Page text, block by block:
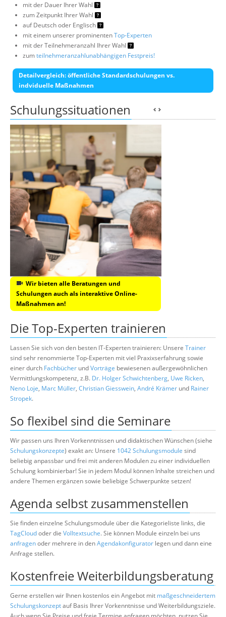
mit der Dauer Ihrer Wahl
zum Zeitpunkt Ihrer Wahl
auf Deutsch oder Englisch
mit einem unserer prominentenTop-Experten
mit der Teilnehmeranzahl Ihrer Wahl
zumteilnehmeranzahlunabhängigen Festpreis!
Detailvergleich: öffentliche Standardschulungen vs.
indviduelle Maßnahmen
Schulungssituationen
Wir bieten alle Beratungen und
Schulungen auch als interaktive Online-
Maßnahmen an!
Die Top-Experten trainieren
Lassen Sie sich von den besten IT-Experten trainieren: Unsere Trainer
sind sehr renommierte Top-Experten mit viel Praxixserfahrung sowie
einer durch Fachbücher undVorträge bewiesenen außergewöhnlichen
Vermittlungskompetenz, z.B. Dr. Holger Schwichtenberg, Uwe Ricken,
Neno Loje, Marc Müller, Christian Giesswein, André Krämer und Rainer
Stropek.
So flexibel sind die Seminare
Wir passen uns Ihren Vorkenntnissen und didaktischen Wünschen (siehe
Schulungskonzepte) exakt an: Unsere 1042 Schulungsmodule sind
beliebig anpassbar und frei mit anderen Modulen zu einer individuellen
Schulung kombinierbar! Sie in jedem Modul können Inhalte streichen und
andere Themen ergänzen sowie beliebige Schwerpunkte setzen!
Agenda selbst zusammenstellen
Sie finden einzelne Schulungsmodule über die Kategorieliste links, die
TagCloudoder die Volltextsuche. Sie können Module einzeln bei uns
anfragenoder mehrere in denAgendakonfigurator legen und dann eine
Anfrage stellen.
Kostenfreie Weiterbildungsberatung
Gerne erstellen wir Ihnen kostenlos ein Angebot mit maßgeschneidertem
Schulungskonzeptauf Basis Ihrer Vorkenntnisse und Weiterbildungsziele.